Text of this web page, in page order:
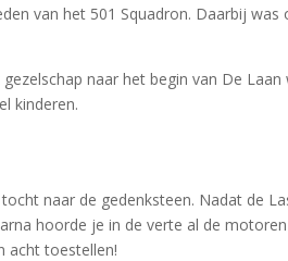
van het 501 Squadron. Daarbij
naar het begin van De
kinderen.
naar de gedenksteen. Nadat de
hoorde je in de verte al de
acht toestellen!